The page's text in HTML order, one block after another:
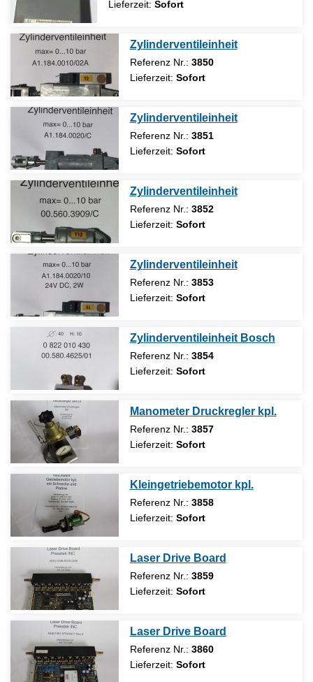
Lieferzeit: Sofort
Zylinderventileinheit
Referenz Nr.: 3850
Lieferzeit: Sofort
Zylinderventileinheit
Referenz Nr.: 3851
Lieferzeit: Sofort
Zylinderventileinheit
Referenz Nr.: 3852
Lieferzeit: Sofort
Zylinderventileinheit
Referenz Nr.: 3853
Lieferzeit: Sofort
Zylinderventileinheit Bosch
Referenz Nr.: 3854
Lieferzeit: Sofort
Manometer Druckregler kpl.
Referenz Nr.: 3857
Lieferzeit: Sofort
Kleingetriebemotor kpl.
Referenz Nr.: 3858
Lieferzeit: Sofort
Laser Drive Board
Referenz Nr.: 3859
Lieferzeit: Sofort
Laser Drive Board
Referenz Nr.: 3860
Lieferzeit: Sofort